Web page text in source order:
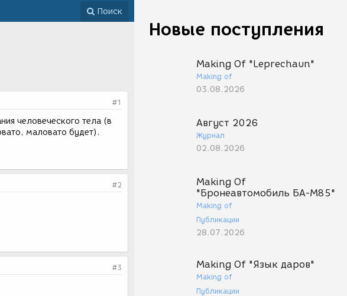
Новые поступления
Making Of "Leprechaun"
Making of
03.08.2026
Август 2026
Журнал
02.08.2026
Making Of
"Бронеавтомобиль БА-М85"
Making of
Публикации
28.07.2026
Making Of "Язык даров"
Making of
Публикации
Поиск
#1
человеческого тела (в
маловато будет).
#2
#3